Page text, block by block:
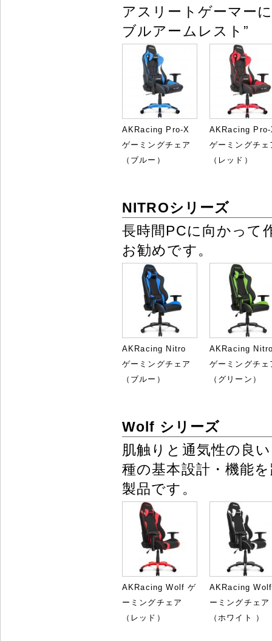
アスリートゲーマー
ブルアームレスト”
AKRacing Pro-X
ゲーミングチェア
（ブルー）
AKRacing
ゲーミングチェ
（レッド）
NITROシリーズ
長時間PCに向かって
お勧めです。
AKRacing Nitro
ゲーミングチェア
（ブルー）
AKRacing
ゲーミングチェ
（グリーン）
Wolf シリーズ
肌触りと通気性の良
種の基本設計・機能
製品です。
AKRacing Wolf ゲ
ーミングチェア
（レッド）
AKRacing
ーミングチェア
（ホワイト ）